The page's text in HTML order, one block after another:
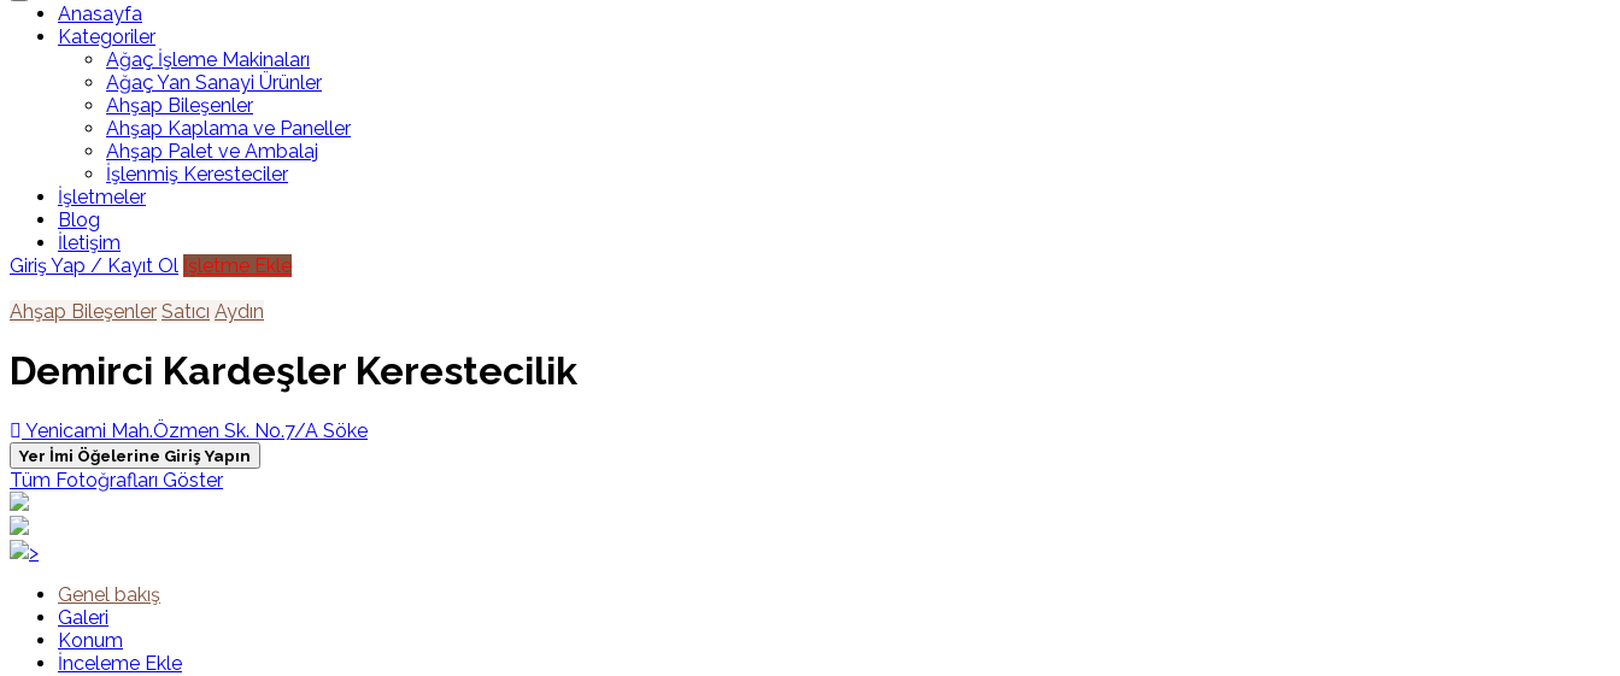
Anasayfa
Kategoriler
Ağaç İşleme Makinaları
Ağaç Yan Sanayi Ürünler
Ahşap Bileşenler
Ahşap Kaplama ve Paneller
Ahşap Palet ve Ambalaj
İşlenmiş Keresteciler
İşletmeler
Blog
İletişim
Giriş Yap / Kayıt Ol İşletme Ekle
Ahşap Bileşenler Satıcı Aydın
Demirci Kardeşler Kerestecilik
Yenicami Mah.Özmen Sk. No.7/A Söke
Yer İmi Öğelerine Giriş Yapın
Tüm Fotoğrafları Göster
>
Genel bakış
Galeri
Konum
İnceleme Ekle